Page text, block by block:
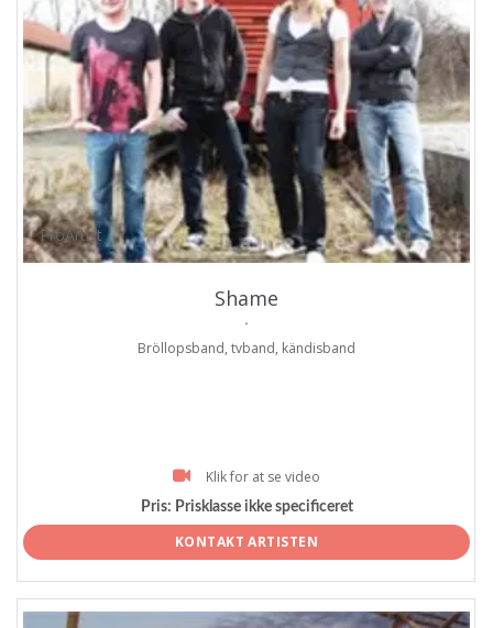
ProArtist
Shame
.
Bröllopsband, tvband, kändisband
Klik for at se video
Pris: Prisklasse ikke specificeret
KONTAKT ARTISTEN